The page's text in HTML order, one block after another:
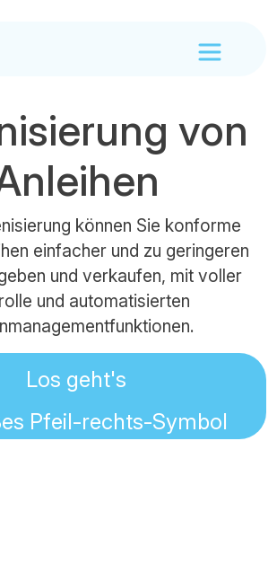
von
können Sie konforme
einfacher und zu geringeren
und verkaufen, mit voller
und automatisierten
Los geht's